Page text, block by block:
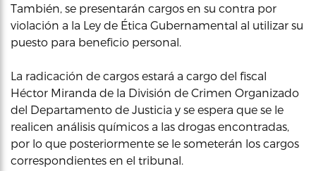
También, se presentarán cargos en su contra por
violación a la Ley de Ética Gubernamental al utilizar su
puesto para beneficio personal.
La radicación de cargos estará a cargo del fiscal
Héctor Miranda de la División de Crimen Organizado
del Departamento de Justicia y se espera que se le
realicen análisis químicos a las drogas encontradas,
por lo que posteriormente se le someterán los cargos
correspondientes en el tribunal.